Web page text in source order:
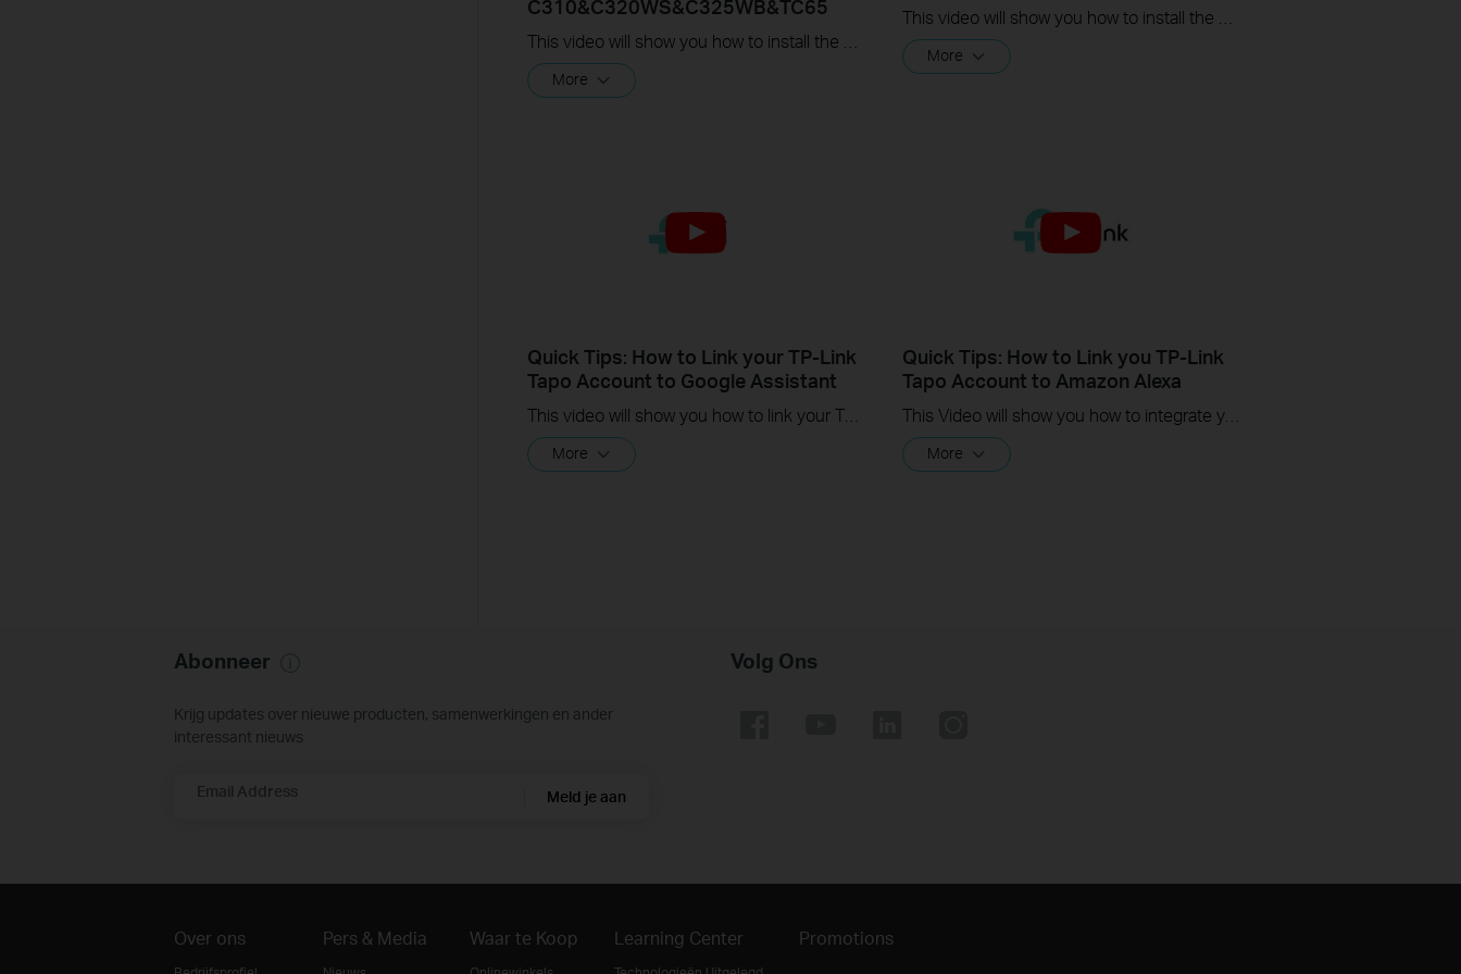
C310&C320WS&C325WB&TC65
More
More
Quick Tips: How to Link your TP-Link
Tapo Account to Google Assistant
More
Quick Tips: How to Link you TP-Link
Tapo Account to Amazon Alexa
More
Abonneer
Krijg updates over nieuwe producten, samenwerkingen en ander
interessant nieuws
Email Address Meld je aan
Volg Ons
Over ons Pers & Media Waar te Koop Learning Center Promotions